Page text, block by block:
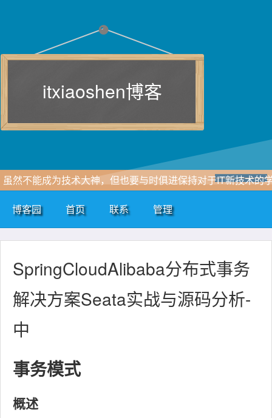
itxiaoshen博客
虽然不能成为技术大神，但也要与时俱进保持对于IT新技术的
www.itxiaoshen.com
博客园 首页 联系 管理
SpringCloudAlibaba分布式事务
解决方案Seata实战与源码分析-
中
事务模式
概述